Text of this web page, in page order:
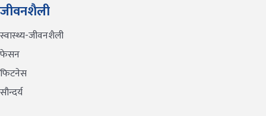
जीवनशैली
स्वास्थ्य-जीवनशैली
फेसन
फिटनेस
सौन्दर्य